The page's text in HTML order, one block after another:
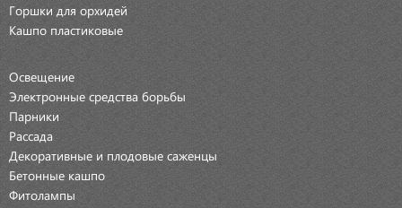
Горшки для орхидей
Кашпо пластиковые
Освещение
Электронные средства борьбы
Парники
Рассада
Декоративные и плодовые саженцы
Бетонные кашпо
Фитолампы